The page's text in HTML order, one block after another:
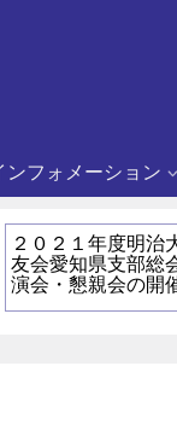
ンフォメーション
２０２１年度明治
友会愛知県支部総
演会・懇親会の開